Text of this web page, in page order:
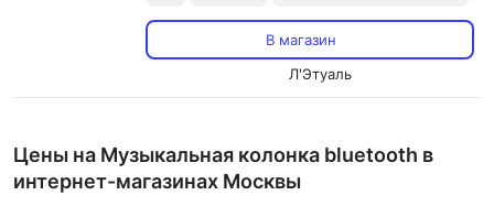
В магазин
Л'Этуаль
Цены на Музыкальная колонка bluetooth в
интернет-магазинах Москвы